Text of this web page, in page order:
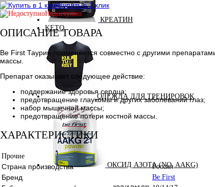
КРЕАТИН
KETO
ОДЕЖДА ДЛЯ ТРЕНИРОВОК
ОКСИД АЗОТА (NO, AAKG)
Купить в 1 клик
Недоступно
ОПИСАНИЕ ТОВАРА
Be First Таурин применяется совместно с другими
массы.
Препарат оказывает следующее действие:
поддержание здоровья сердца;
предотвращение глаукомы и других заболеваний глаз;
набор мышечной массы;
предотвращение потери костной массы.
ХАРАКТЕРИСТИКИ
Прочие
Страна производства Россия
Бренд Be First